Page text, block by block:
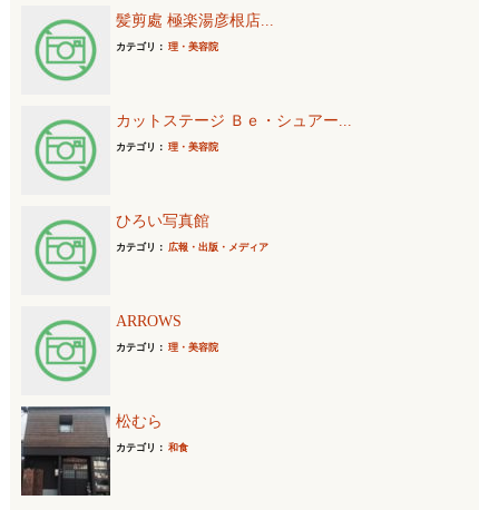
髪剪處 極楽湯彦根店...
カテゴリ： 理・美容院
カットステージ Ｂｅ・シュアー...
カテゴリ： 理・美容院
ひろい写真館
カテゴリ： 広報・出版・メディア
ARROWS
カテゴリ： 理・美容院
松むら
カテゴリ： 和食